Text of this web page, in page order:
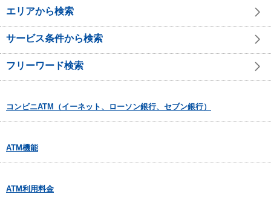
エリアから検索
サービス条件から検索
フリーワード検索
コンビニATM（イーネット、ローソン銀行、セブン銀行）
ATM機能
ATM利用料金